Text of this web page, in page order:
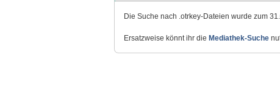
Die Suche nach .otrkey-Dateien wurde zum
Ersatzweise könnt ihr die Mediathek-Suche